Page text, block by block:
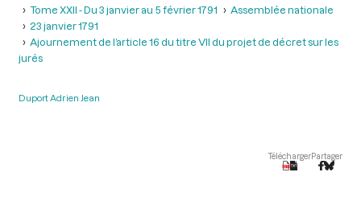
Tome XXII - Du 3 janvier au 5 février 1791
Assemblée nationale
23 janvier 1791
Ajournement de l’article 16 du titre VII du projet de décret sur les
jurés
Duport Adrien Jean
TéléchargerPartager